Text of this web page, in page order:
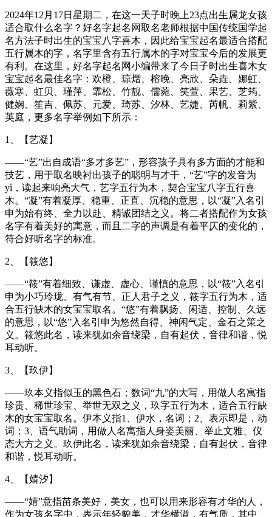
2024年12月17日星期二，在这一天子时晚上23点出生属龙女孩
适合取什么名字？好名字起名网取名老师根据中国传统国学起
名方法子时出生的宝宝八字喜木，因此给宝宝起名最适合搭配
五行属木的字，名字里含有五行属木的字对宝宝今后的发展更
有利。在这里，好名字起名网小编带来了今日子时出生喜木女
宝宝起名最佳名字：欢橙、琼熠、榕晚、亮欣、朵垚、娜虹、
薇寒、虹贝、瑾萍、霏松、竹靓、儒菀、笑萱、果艺、芝筠、
健娴、笙吉、佩苏、元爱、琦苏、汐林、艺婕、芮帆、莉紫、
英庭，更多名字举例如下所示：
1、【艺凝】
——“艺”出自成语“多才多艺”，形容孩子具有多方面的才能和
技艺，用于取名映衬出孩子的聪明与才干，“艺”字的发音为
yì，读起来响亮大气，艺字五行为木，契合宝宝八字五行喜
木。“凝”有着凝厚、稳重、正直、沉稳的意思，以“凝”入名引
申为始有终、全力以赴、精诚团结之义。将二者搭配作为女孩
名字有着美好的寓意，而且二字的声调是有着平仄的变化的，
符合好听名字的标准。
2、【筱悠】
——“筱”有着细致、谦虚、虚心、谨慎的意思，以“筱”入名引
申为小巧玲珑、有气有节、正人君子之义，筱字五行为木，适
合五行缺木的女宝宝取名。“悠”有着飘扬、闲适、控制、久远
的意思，以“悠”入名引申为悠然自得、神闲气定、金石之策之
义。筱悠此名，读来犹如余音绕梁，自有起伏，音律和谐，悦
耳动听。
3、【玖伊】
——玖本义指似玉的黑色石；数词“九”的大写，用做人名寓指
珍贵、稀世珍宝、举世无双之义，玖字五行为木，适合五行缺
木的女宝宝取名。伊本义指1、伊水，名词；2、表示即是，动
词；3、语气助词，用做人名寓指人身姿美丽、举止文雅、仪
态大方之义。玖伊此名，读来犹如余音绕梁，自有起伏，音律
和谐，悦耳动听。
4、【婧汐】
——“婧”意指苗条美好，美女，也可以用来形容有才华的人，
作为女孩名字中，表示年轻貌美，才华横溢，有气质，其中